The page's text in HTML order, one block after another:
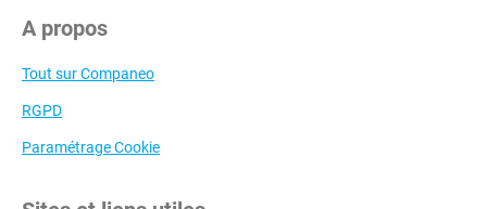
A propos
Tout sur Companeo
RGPD
Paramétrage Cookie